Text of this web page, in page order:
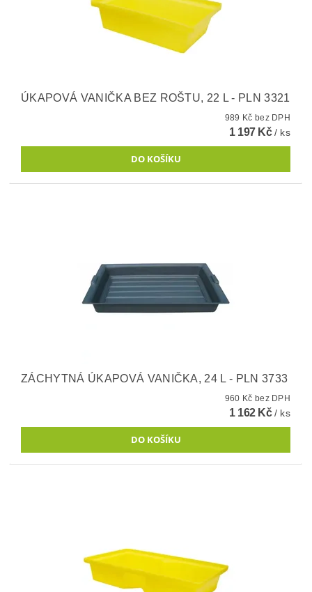
ÚKAPOVÁ VANIČKA BEZ ROŠTU, 22 L - PLN 3321
989 Kč bez DPH
1 197 Kč/ ks
ZÁCHYTNÁ ÚKAPOVÁ VANIČKA, 24 L - PLN 3733
960 Kč bez DPH
1 162 Kč/ ks